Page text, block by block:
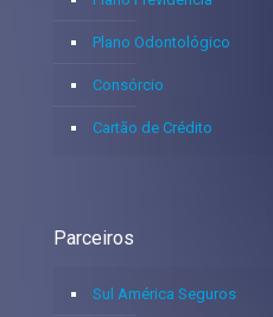
Plano Odontológico
Consórcio
Cartão de Crédito
Parceiros
Sul América Seguros